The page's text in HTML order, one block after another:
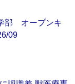
部 オープンキ
09